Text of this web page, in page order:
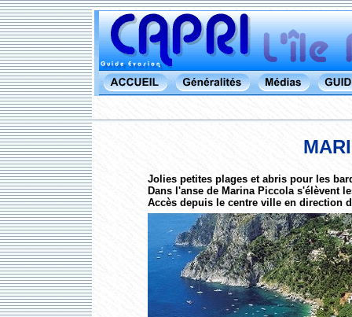
Jolies petites plages et abris pour les
Dans l'anse de Marina Piccola s'élèvent
Accès depuis le centre ville en direction